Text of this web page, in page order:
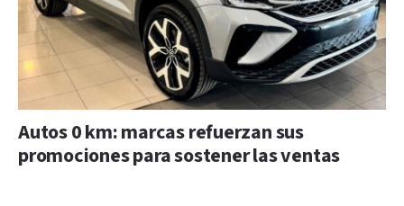
Autos 0 km: marcas refuerzan sus
promociones para sostener las ventas